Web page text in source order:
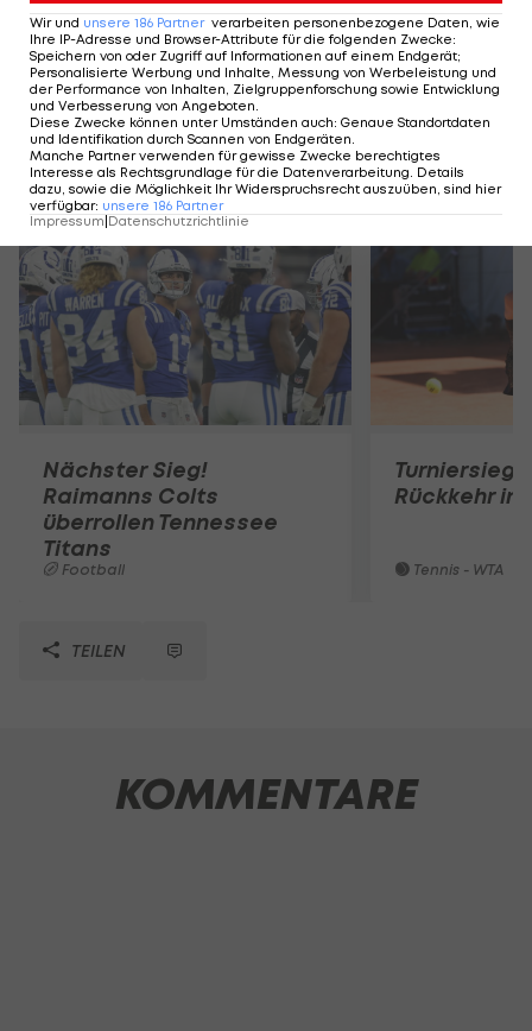
Sieg für
Mödling
Rangers
Football
Mehr zum Thema
Nächster Sieg!
Raimanns Colts
überrollen Tennessee
Titans
Football
Turniersieg!
Rückkehr in
Tennis - WTA
TEILEN
KOMMENTARE
Wir und unsere 186 Partner verarbeiten personenbezogene Daten, wie
Ihre IP-Adresse und Browser-Attribute für die folgenden Zwecke:
Speichern von oder Zugriff auf Informationen auf einem Endgerät;
Personalisierte Werbung und Inhalte, Messung von Werbeleistung und
der Performance von Inhalten, Zielgruppenforschung sowie Entwicklung
und Verbesserung von Angeboten
Diese Zwecke können unter Umständen auch: Genaue Standortdaten
und Identifikation durch Scannen von Endgeräten
Manche Partner verwenden für gewisse Zwecke berechtigtes
Interesse als Rechtsgrundlage für die Datenverarbeitung. Details
dazu, sowie die Möglichkeit Ihr Widerspruchsrecht auszuüben, sind hier
verfügbar: unsere 186 Partner
Impressum|Datenschutzrichtlinie